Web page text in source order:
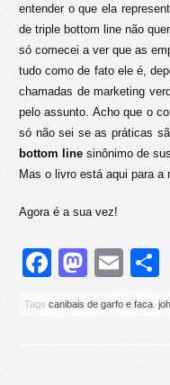
entender o que ela
de triple bottom line não
só comecei a ver que as
tudo como de fato ele é,
chamadas de marketing
pelo assunto. Acho que o
só não sei se as práticas
bottom line sinônimo de
Mas o livro está aqui para a
Agora é a sua vez!
Facebook
Tags canibais de garfo e faca